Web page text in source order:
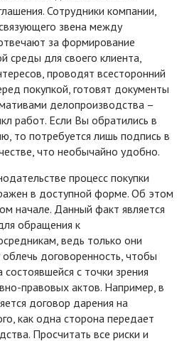
Сотрудники компании,
звена между
за формирование
среды для своего клиента,
проводят всесторонний
покупкой, готовят документы
делопроизводства –
работ. Если Вы обратились в
то потребуется лишь подпись в
что необычайно удобно.
процесс покупки
в доступной форме. Об этом
начале. Данный факт является
обращения к
ведь только они
договоренность, чтобы
с точки зрения
правовых актов. Например, в
договор дарения на
как одна сторона передает
Просчитать все риски и